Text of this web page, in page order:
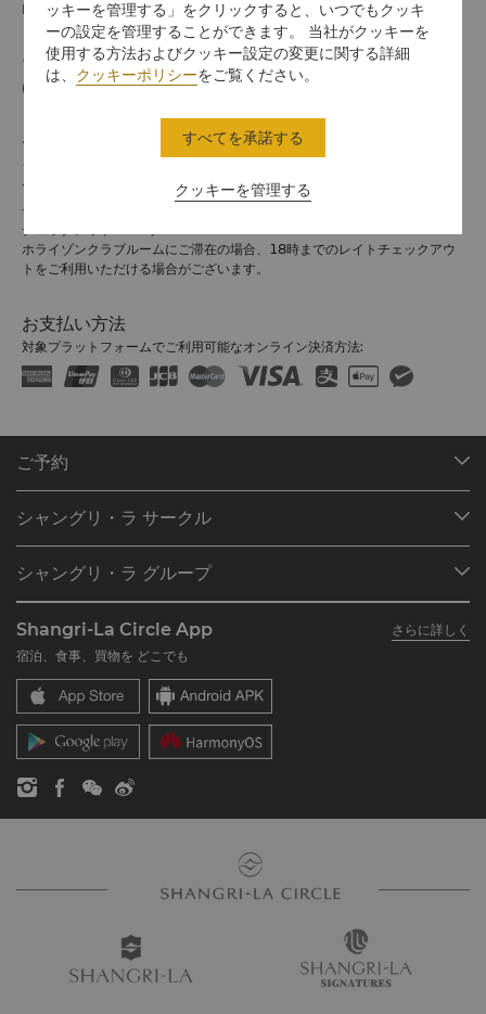
Mongolia
電話番号
(86 471) 336 6888
チェックイン / チェックアウト
シャングリ・ラでのご滞在をお楽しみください。
チェックイン/アウトの時間は以下のとおりです。
チェックイン：14時
チェックアウト：12時
ホライゾンクラブルームにご滞在の場合、18時までのレイトチェックアウ
トをご利用いただける場合がございます。
お支払い方法
対象プラットフォームでご利用可能なオンライン決済方法:
ご予約
ご予約の検索
レストラン＆バー
シャングリ・ラ サークル
シャングリ・ラ サークルに入会
よくあるお問合せや質問
SLCに関するお問い合わせ
シャングリ・ラ グループ
シャングリ・ラ ブランド
シャングリ・ラ センター
レジデンス
お問い合わせ
採用情報
企業の社会的責任
ニュース
Shangri-La Circle App
さらに詳しく
宿泊、食事、買物を どこでも
ッキーを管理する」をクリックすると、いつでもクッキ
ーの設定を管理することができます。 当社がクッキーを
使用する方法およびクッキー設定の変更に関する詳細
は、 クッキーポリシーをご覧ください。
クッキーを管理する
すべてを承諾する